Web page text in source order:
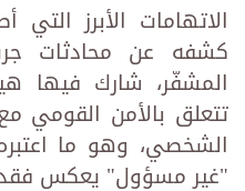
الاتهامات الأبرز
كشفه عن محادثات
المشفّر، شارك فيها
تتعلق بالأمن القومي
الشخصي، وهو ما
"غير مسؤول" يعكس